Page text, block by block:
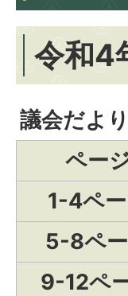
令和4
議会だよ
ペー
1-4ペ
5-8ペ
9-12ペ